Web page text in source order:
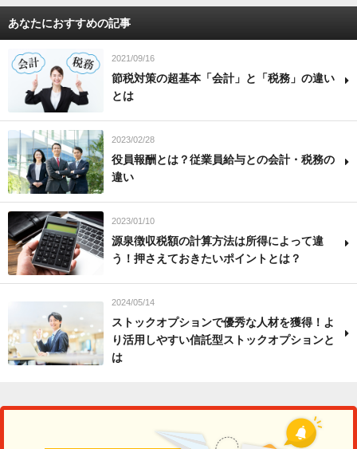
あなたにおすすめの記事
2021/09/16
節税対策の超基本「会計」と「税務」の違い
とは
2023/02/28
役員報酬とは？従業員給与との会計・税務の
違い
2023/01/10
源泉徴収税額の計算方法は所得によって違
う！押さえておきたいポイントとは？
2024/05/14
ストックオプションで優秀な人材を獲得！よ
り活用しやすい信託型ストックオプションと
は